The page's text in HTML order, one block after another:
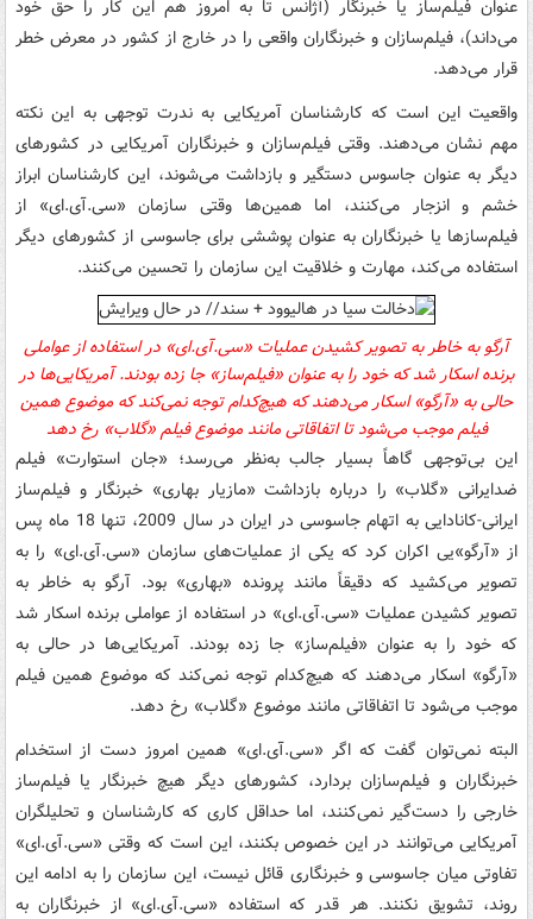
عنوان فیلم‌ساز یا خبرنگار (آژانس تا به امروز هم این کار را حق خود
می‌داند)، فیلم‌سازان و خبرنگاران واقعی را در خارج از کشور در معرض خطر
قرار می‌دهد.
واقعیت این است که کارشناسان آمریکایی به ندرت توجهی به این نکته
مهم نشان می‌دهند. وقتی فیلم‌سازان و خبرنگاران آمریکایی در کشورهای
دیگر به عنوان جاسوس دستگیر و بازداشت می‌شوند، این کارشناسان ابراز
خشم و انزجار می‌کنند، اما همین‌ها وقتی سازمان «سی.‌آی.ای» از
فیلم‌سازها یا خبرنگاران به عنوان پوششی برای جاسوسی از کشورهای دیگر
استفاده می‌کند، مهارت و خلاقیت این سازمان را تحسین می‌کنند.
آرگو به خاطر به تصویر کشیدن عملیات «سی.‌آی.ای» در استفاده از عواملی
برنده اسکار شد که خود را به عنوان «فیلم‌ساز» جا زده بودند. آمریکایی‌ها در
حالی به «آرگو» اسکار می‌دهند که هیچ‌کدام توجه نمی‌کند که موضوع همین
فیلم موجب می‌شود تا اتفاقاتی مانند موضوع فیلم «گلاب» رخ دهد
این بی‌توجهی گاهاً بسیار جالب به‌نظر می‌رسد؛ «جان استوارت» فیلم
ضدایرانی «گلاب» را درباره بازداشت «مازیار بهاری» خبرنگار و فیلم‌ساز
ایرانی-کانادایی به اتهام جاسوسی در ایران در سال 2009، تنها 18 ماه پس
از «آرگو»یی اکران کرد که یکی از عملیات‌های سازمان «سی.‌آی.ای» را به
تصویر می‌کشید که دقیقاً مانند پرونده «بهاری» بود. آرگو به خاطر به
تصویر کشیدن عملیات «سی.‌آی.ای» در استفاده از عواملی برنده اسکار شد
که خود را به عنوان «فیلم‌ساز» جا زده بودند. آمریکایی‌ها در حالی به
«آرگو» اسکار می‌دهند که هیچ‌کدام توجه نمی‌کند که موضوع همین فیلم
موجب می‌شود تا اتفاقاتی مانند موضوع «گلاب» رخ دهد.
البته نمی‌توان گفت که اگر «سی.‌آی.ای» همین امروز دست از استخدام
خبرنگاران و فیلم‌سازان بردارد، کشورهای دیگر هیچ خبرنگار یا فیلم‌ساز
خارجی را دست‌گیر نمی‌کنند، اما حداقل کاری که کارشناسان و تحلیلگران
آمریکایی می‌توانند در این خصوص بکنند، این است که وقتی «سی.‌آی.ای»
تفاوتی میان جاسوسی و خبرنگاری قائل نیست، این سازمان را به ادامه این
روند، تشویق نکنند. هر قدر که استفاده «سی.‌آی.ای» از خبرنگاران به